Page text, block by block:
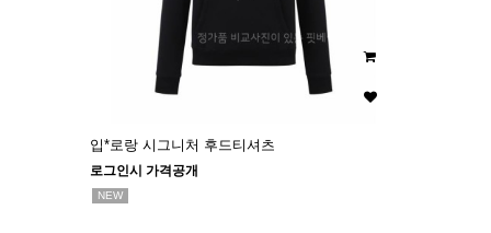
입*로랑 시그니처 후드티셔츠
로그인시 가격공개
NEW